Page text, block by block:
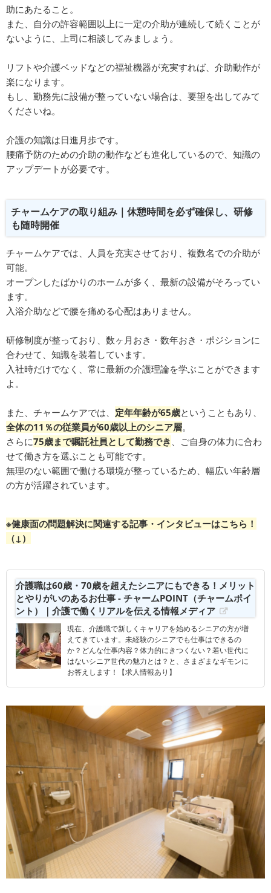
助にあたること。
また、自分の許容範囲以上に一定の介助が連続して続くことが
ないように、上司に相談してみましょう。
リフトや介護ベッドなどの福祉機器が充実すれば、介助動作が
楽になります。
もし、勤務先に設備が整っていない場合は、要望を出してみて
くださいね。
介護の知識は日進月歩です。
腰痛予防のための介助の動作なども進化しているので、知識の
アップデートが必要です。
チャームケアの取り組み｜休憩時間を必ず確保し、研修
も随時開催
チャームケアでは、人員を充実させており、複数名での介助が
可能。
オープンしたばかりのホームが多く、最新の設備がそろってい
ます。
入浴介助などで腰を痛める心配はありません。
研修制度が整っており、数ヶ月おき・数年おき・ポジションに
合わせて、知識を装着しています。
入社時だけでなく、常に最新の介護理論を学ぶことができます
よ。
また、チャームケアでは、 定年年齢が65歳ということもあり、
全体の11％の従業員が60歳以上のシニア層。
さらに75歳まで嘱託社員として勤務でき 、ご自身の体力に合わ
せて働き方を選ぶことも可能です。
無理のない範囲で働ける環境が整っているため、幅広い年齢層
の方が活躍されています。
※健康面の問題解決に関連する記事・インタビューはこちら！
（↓）
介護職は60歳・70歳を超えたシニアにもできる！メリット
とやりがいのあるお仕事 - チャームPOINT（チャームポイ
ント）｜介護で働くリアルを伝える情報メディア
現在、介護職で新しくキャリアを始めるシニアの方が増
えてきています。未経験のシニアでも仕事はできるの
か？どんな仕事内容？体力的にきつくない？若い世代に
はないシニア世代の魅力とは？と、さまざまなギモンに
お答えします！【求人情報あり】